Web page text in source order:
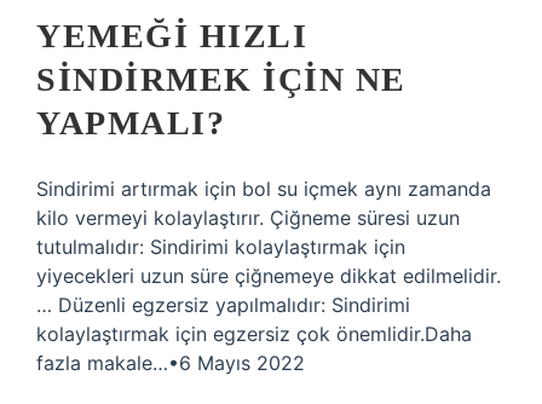
YEMEĞI HIZLI
SINDIRMEK IÇIN NE
YAPMALI?
Sindirimi artırmak için bol su içmek aynı zamanda
kilo vermeyi kolaylaştırır. Çiğneme süresi uzun
tutulmalıdır: Sindirimi kolaylaştırmak için
yiyecekleri uzun süre çiğnemeye dikkat edilmelidir.
… Düzenli egzersiz yapılmalıdır: Sindirimi
kolaylaştırmak için egzersiz çok önemlidir.Daha
fazla makale…•6 Mayıs 2022